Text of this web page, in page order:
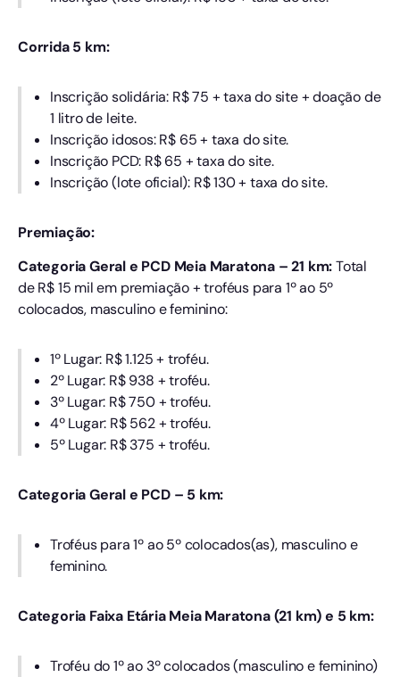
Corrida 5 km:
Inscrição solidária: R$ 75 + taxa do site + doação de
1 litro de leite.
Inscrição idosos: R$ 65 + taxa do site.
Inscrição PCD: R$ 65 + taxa do site.
Inscrição (lote oficial): R$ 130 + taxa do site.
Premiação:
Categoria Geral e PCD Meia Maratona – 21 km:Total
de R$ 15 mil em premiação + troféus para 1º ao 5º
colocados, masculino e feminino:
1º Lugar: R$ 1.125 + troféu.
2º Lugar: R$ 938 + troféu.
3º Lugar: R$ 750 + troféu.
4º Lugar: R$ 562 + troféu.
5º Lugar: R$ 375 + troféu.
Categoria Geral e PCD – 5 km:
Troféus para 1º ao 5º colocados(as), masculino e
feminino.
Categoria Faixa Etária Meia Maratona (21 km) e 5 km:
Troféu do 1º ao 3º colocados (masculino e feminino)